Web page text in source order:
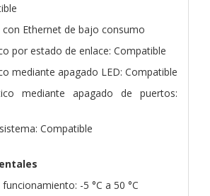
con Ethernet de bajo consumo
por estado de enlace: Compatible
mediante apagado LED: Compatible
mediante apagado de puertos:
Compatible
-5 °C a 50 °C